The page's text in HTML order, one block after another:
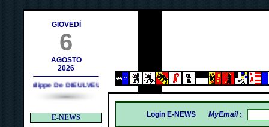
GIOVEDÌ
6
AGOSTO
2026
Philippe De DIEULVEULT (1985) - HIROSHIMA (1945)
E-NEWS
Login E-NEWS MyEmail: